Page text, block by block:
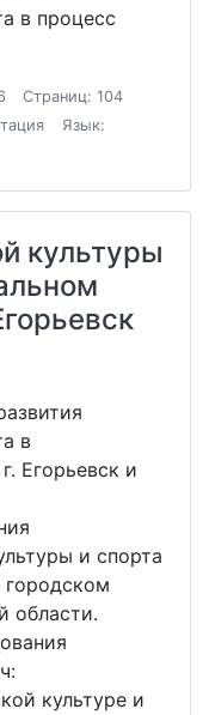
в процесс
Страниц: 104
Язык:
культуры
в
Егорьевск и
и спорта
области.
культуре и